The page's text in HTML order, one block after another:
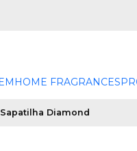
HOME FRAGRANCES
Sapatilha Diamond